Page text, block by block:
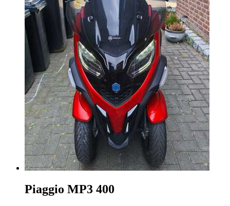
Piaggio MP3 400